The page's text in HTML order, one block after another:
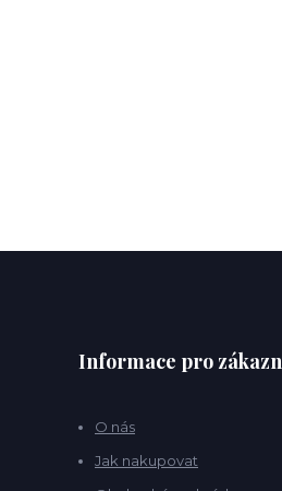
Informace pro
O nás
Jak nakupovat